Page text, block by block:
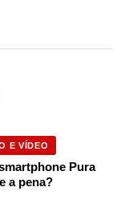
E VÍDEO
Pura
a pena?